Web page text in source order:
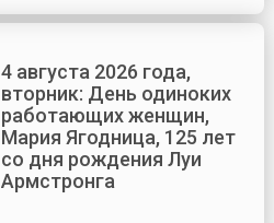
4 августа 2026 года,
вторник: День одиноких
работающих женщин,
Мария Ягодница, 125 лет
со дня рождения Луи
Армстронга